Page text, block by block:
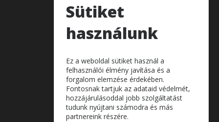
Sütiket
használunk
Ez a weboldal sütiket használ a
felhasználói élmény javítása és a
forgalom elemzése érdekében.
Fontosnak tartjuk az adataid védelmét,
hozzájárulásoddal jobb szolgáltatást
tudunk nyújtani számodra és más
partnereink részére.